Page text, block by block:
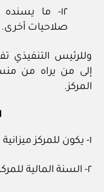
١٢- ما
صلاحيات أخرى.
وللرئيس
إلى من يراه من
المركز.
١- يكون للمركز ميزانية سنوية مستقلة.
٢- السنة المالية للمركز هي السنة المالية للدولة.